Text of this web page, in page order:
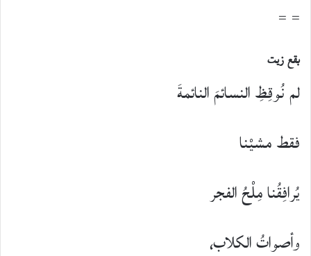
= =
بقع زيت
لم نُوقِظِ النسائمَ النائمةَ
فقط مشيْنا
يُرافِقُنا مِلْحُ الفجر
وأصواتُ الكلاب،